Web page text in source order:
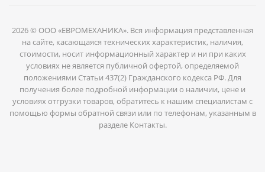
2026 © ООО «ЕВРОМЕХАНИКА». Вся информация представленная
на сайте, касающаяся технических характеристик, наличия,
стоимости, носит информационный характер и ни при каких
условиях не является публичной офертой, определяемой
положениями Статьи 437(2) Гражданского кодекса РФ. Для
получения более подробной информации о наличии, цене и
условиях отгрузки товаров, обратитесь к нашим специалистам с
помощью формы обратной связи или по телефонам, указанным в
разделе Контакты.